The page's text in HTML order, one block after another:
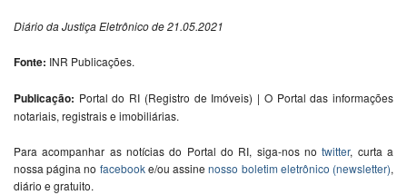
Diário da Justiça Eletrônico de 21.05.2021
Fonte: INR Publicações.
Publicação: Portal do RI (Registro de Imóveis) | O Portal das informações
notariais, registrais e imobiliárias.
Para acompanhar as notícias do Portal do RI, siga-nos notwitter, curta a
nossa página no facebooke/ou assinenosso boletim eletrônico (newsletter),
diário e gratuito.